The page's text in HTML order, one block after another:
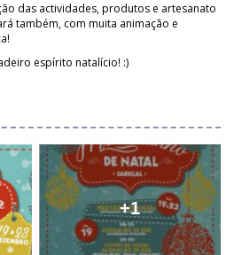
das actividades, produtos e artesanato
também, com muita animação e
espírito natalício! :)
+1